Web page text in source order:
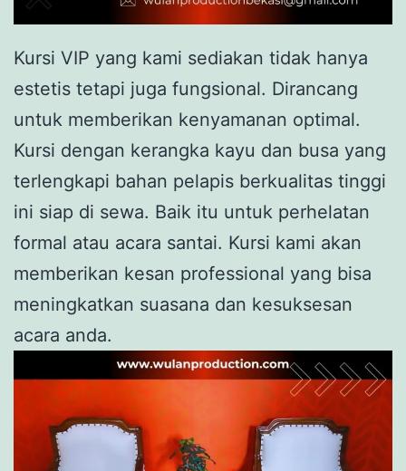
Kursi VIP yang kami sediakan tidak hanya
estetis tetapi juga fungsional. Dirancang
untuk memberikan kenyamanan optimal.
Kursi dengan kerangka kayu dan busa yang
terlengkapi bahan pelapis berkualitas tinggi
ini siap di sewa. Baik itu untuk perhelatan
formal atau acara santai. Kursi kami akan
memberikan kesan professional yang bisa
meningkatkan suasana dan kesuksesan
acara anda.